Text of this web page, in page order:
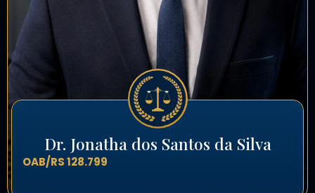
Dr. Jonatha dos Santos da Silva
OAB/RS 128.799